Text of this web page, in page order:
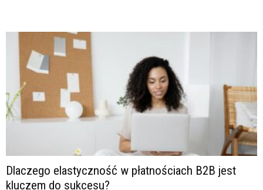
Dlaczego elastyczność w płatnościach B2B jest
kluczem do sukcesu?